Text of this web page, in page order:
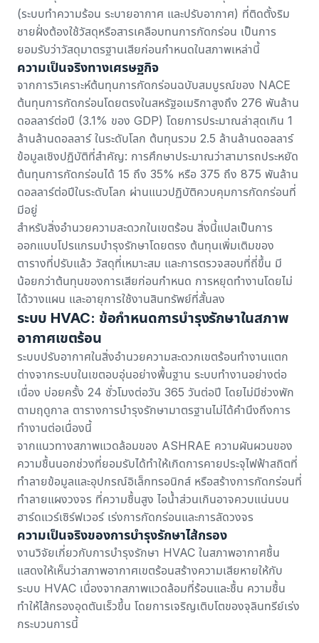
(ระบบทำความร้อน ระบายอากาศ และปรับอากาศ) ที่ติดตั้งริม
ชายฝั่งต้องใช้วัสดุหรือสารเคลือบทนการกัดกร่อน เป็นการ
ยอมรับว่าวัสดุมาตรฐานเสียก่อนกำหนดในสภาพเหล่านี้
ความเป็นจริงทางเศรษฐกิจ
จากการวิเคราะห์ต้นทุนการกัดกร่อนฉบับสมบูรณ์ของ NACE
ต้นทุนการกัดกร่อนโดยตรงในสหรัฐอเมริกาสูงถึง 276 พันล้าน
ดอลลาร์ต่อปี (3.1% ของ GDP) โดยการประมาณล่าสุดเกิน 1
ล้านล้านดอลลาร์ ในระดับโลก ต้นทุนรวม 2.5 ล้านล้านดอลลาร์
ข้อมูลเชิงปฏิบัติที่สำคัญ: การศึกษาประมาณว่าสามารถประหยัด
ต้นทุนการกัดกร่อนได้ 15 ถึง 35% หรือ 375 ถึง 875 พันล้าน
ดอลลาร์ต่อปีในระดับโลก ผ่านแนวปฏิบัติควบคุมการกัดกร่อนที่
มีอยู่
สำหรับสิ่งอำนวยความสะดวกในเขตร้อน สิ่งนี้แปลเป็นการ
ออกแบบโปรแกรมบำรุงรักษาโดยตรง ต้นทุนเพิ่มเติมของ
ตารางที่ปรับแล้ว วัสดุที่เหมาะสม และการตรวจสอบที่ถี่ขึ้น มี
น้อยกว่าต้นทุนของการเสียก่อนกำหนด การหยุดทำงานโดยไม่
ได้วางแผน และอายุการใช้งานสินทรัพย์ที่สั้นลง
ระบบ HVAC: ข้อกำหนดการบำรุงรักษาในสภาพ
อากาศเขตร้อน
ระบบปรับอากาศในสิ่งอำนวยความสะดวกเขตร้อนทำงานแตก
ต่างจากระบบในเขตอบอุ่นอย่างพื้นฐาน ระบบทำงานอย่างต่อ
เนื่อง บ่อยครั้ง 24 ชั่วโมงต่อวัน 365 วันต่อปี โดยไม่มีช่วงพัก
ตามฤดูกาล ตารางการบำรุงรักษามาตรฐานไม่ได้คำนึงถึงการ
ทำงานต่อเนื่องนี้
จากแนวทางสภาพแวดล้อมของ ASHRAE ความผันผวนของ
ความชื้นนอกช่วงที่ยอมรับได้ทำให้เกิดการคายประจุไฟฟ้าสถิตที่
ทำลายข้อมูลและอุปกรณ์อิเล็กทรอนิกส์ หรือสร้างการกัดกร่อนที่
ทำลายแผงวงจร ที่ความชื้นสูง ไอน้ำส่วนเกินอาจควบแน่นบน
ฮาร์ดแวร์เซิร์ฟเวอร์ เร่งการกัดกร่อนและการลัดวงจร
ความเป็นจริงของการบำรุงรักษาไส้กรอง
งานวิจัยเกี่ยวกับการบำรุงรักษา HVAC ในสภาพอากาศชื้น
แสดงให้เห็นว่าสภาพอากาศเขตร้อนสร้างความเสียหายให้กับ
ระบบ HVAC เนื่องจากสภาพแวดล้อมที่ร้อนและชื้น ความชื้น
ทำให้ไส้กรองอุดตันเร็วขึ้น โดยการเจริญเติบโตของจุลินทรีย์เร่ง
กระบวนการนี้